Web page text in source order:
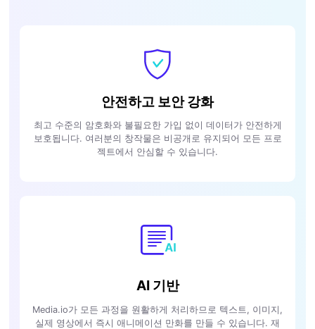
안전하고 보안 강화
최고 수준의 암호화와 불필요한 가입 없이 데이터가 안전하게
보호됩니다. 여러분의 창작물은 비공개로 유지되어 모든 프로
젝트에서 안심할 수 있습니다.
AI 기반
Media.io가 모든 과정을 원활하게 처리하므로 텍스트, 이미지,
실제 영상에서 즉시 애니메이션 만화를 만들 수 있습니다. 재